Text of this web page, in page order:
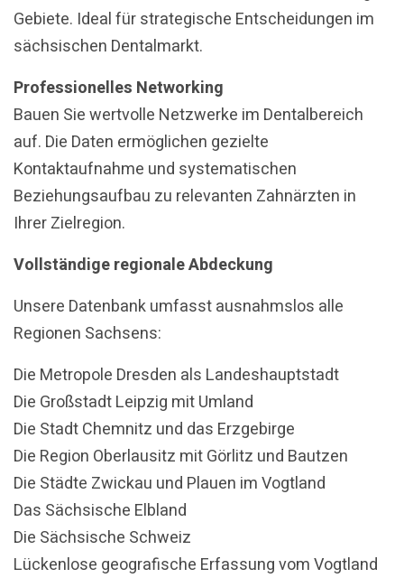
Gebiete. Ideal für strategische Entscheidungen im
sächsischen Dentalmarkt.
Professionelles Networking
Bauen Sie wertvolle Netzwerke im Dentalbereich
auf. Die Daten ermöglichen gezielte
Kontaktaufnahme und systematischen
Beziehungsaufbau zu relevanten Zahnärzten in
Ihrer Zielregion.
Vollständige regionale Abdeckung
Unsere Datenbank umfasst ausnahmslos alle
Regionen Sachsens:
Die Metropole Dresden als Landeshauptstadt
Die Großstadt Leipzig mit Umland
Die Stadt Chemnitz und das Erzgebirge
Die Region Oberlausitz mit Görlitz und Bautzen
Die Städte Zwickau und Plauen im Vogtland
Das Sächsische Elbland
Die Sächsische Schweiz
Lückenlose geografische Erfassung vom Vogtland